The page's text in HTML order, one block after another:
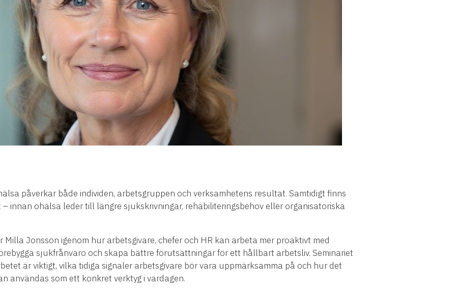
påverkar både individen, arbetsgruppen och verksamhetens resultat. Samtidigt finns
innan ohälsa leder till längre sjukskrivningar, rehabiliteringsbehov eller organisatoriska
Jonsson igenom hur arbetsgivare, chefer och HR kan arbeta mer proaktivt med
sjukfrånvaro och skapa bättre förutsättningar för ett hållbart arbetsliv. Seminariet
är viktigt, vilka tidiga signaler arbetsgivare bör vara uppmärksamma på och hur det
användas som ett konkret verktyg i vardagen.